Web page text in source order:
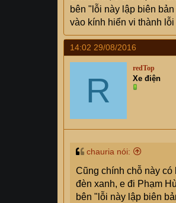
bên "lỗi này lập biên
vào kính hiển vi thành
14:02 29/08/2016
R
redTop
Xe điện
chauria nói:
Cũng chính chỗ này có
đèn xanh, e đi Phạm
bên "lỗi này lập biên